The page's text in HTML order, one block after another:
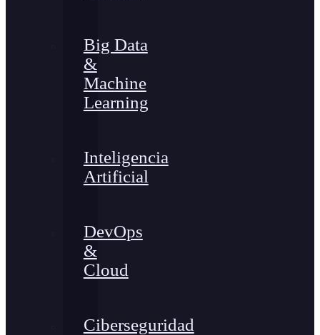
Big Data
&
Machine
Learning
Inteligencia
Artificial
DevOps
&
Cloud
Ciberseguridad